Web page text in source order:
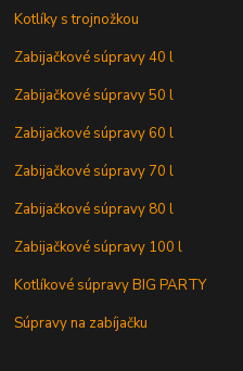
Kotlíky s trojnožkou
Zabijačkové súpravy 40 l
Zabijačkové súpravy 50 l
Zabijačkové súpravy 60 l
Zabijačkové súpravy 70 l
Zabijačkové súpravy 80 l
Zabijačkové súpravy 100 l
Kotlíkové súpravy BIG PARTY
Súpravy na zabíjačku